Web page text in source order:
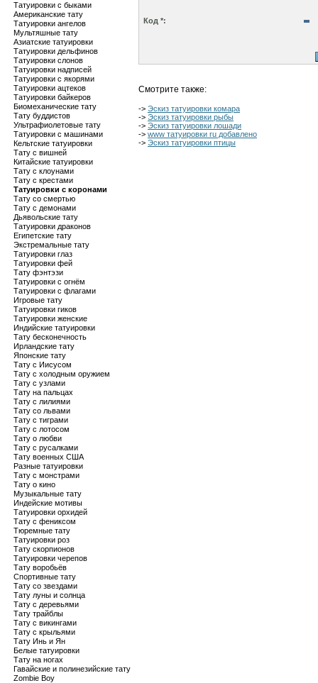
Татуировки с быками
Американские тату
Татуировки ангелов
Мультяшные тату
Азиатские татуировки
Татуировки дельфинов
Татуировки слонов
Татуировки надписей
Татуировки с якорями
Татуировки ацтеков
Татуировки байкеров
Биомеханические тату
Тату буддистов
Ультрафиолетовые тату
Татуировки с машинами
Кельтские татуировки
Тату с вишней
Китайские татуировки
Тату с клоунами
Тату с крестами
Татуировки с коронами
Тату со смертью
Тату с демонами
Дьявольские тату
Татуировки драконов
Египетские тату
Экстремальные тату
Татуировки глаз
Татуировки фей
Тату фэнтэзи
Татуировки с огнём
Татуировки с флагами
Игровые тату
Татуировки гиков
Татуировки женские
Индийские татуировки
Тату бесконечность
Ирландские тату
Японские тату
Тату с Иисусом
Тату с холодным оружием
Тату с узлами
Тату на пальцах
Тату с лилиями
Тату со львами
Тату с тиграми
Тату с лотосом
Тату о любви
Тату с русалками
Тату военных США
Разные татуировки
Тату с монстрами
Тату о кино
Музыкальные тату
Индейские мотивы
Татуировки орхидей
Тату с фениксом
Тюремные тату
Татуировки роз
Тату скорпионов
Татуировки черепов
Тату воробьёв
Спортивные тату
Тату со звездами
Тату луны и солнца
Тату с деревьями
Тату трайблы
Тату с викингами
Тату с крыльями
Тату Инь и Ян
Белые татуировки
Тату на ногах
Гавайские и полинезийские тату
Zombie Boy
Код *:
Смотрите также:
-> Эскиз татуировки комара
-> Эскиз татуировки рыбы
-> Эскиз татуировки лошади
-> www татуировки ru добавлено
-> Эскиз татуировки птицы